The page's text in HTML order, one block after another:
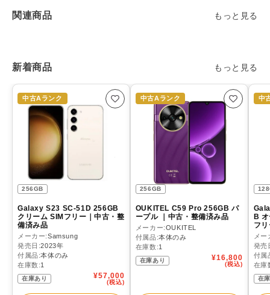
関連商品 もっと見る
新着商品 もっと見る
中古Aランク
256GB
Galaxy S23 SC-51D 256GB
クリーム SIMフリー｜中古・整
備済み品
メーカー:Samsung
発売日:2023年
付属品:本体のみ
在庫数:1
在庫あり
通
¥57,000
(税込)
中古Aランク
256GB
OUKITEL C59 Pro 256GB パ
ープル ｜中古・整備済み品
メーカー:OUKITEL
付属品:本体のみ
在庫数:1
在庫あり
通
¥16,800
(税込)
中
B
フ
メー
発売
付属
在庫
在